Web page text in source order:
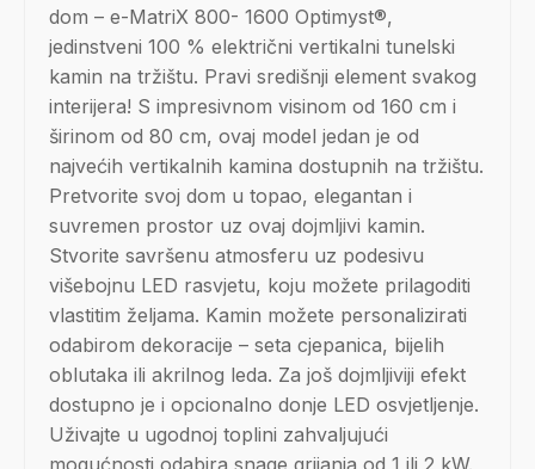
dom – e-MatriX 800- 1600 Optimyst®,
jedinstveni 100 % električni vertikalni tunelski
kamin na tržištu. Pravi središnji element svakog
interijera! S impresivnom visinom od 160 cm i
širinom od 80 cm, ovaj model jedan je od
najvećih vertikalnih kamina dostupnih na tržištu.
Pretvorite svoj dom u topao, elegantan i
suvremen prostor uz ovaj dojmljivi kamin.
Stvorite savršenu atmosferu uz podesivu
višebojnu LED rasvjetu, koju možete prilagoditi
vlastitim željama. Kamin možete personalizirati
odabirom dekoracije – seta cjepanica, bijelih
oblutaka ili akrilnog leda. Za još dojmljiviji efekt
dostupno je i opcionalno donje LED osvjetljenje.
Uživajte u ugodnoj toplini zahvaljujući
mogućnosti odabira snage grijanja od 1 ili 2 kW.